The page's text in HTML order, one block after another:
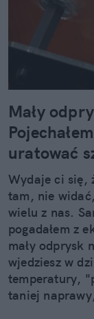
Mały
uratować
Wydaje ci się,
tam, nie
wielu z nas.
pogadałem z
mały odprysk
wjedziesz w
temperatury,
taniej